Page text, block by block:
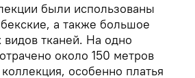
были использованы
а также большое
видов тканей. На одно
около 150 метров
особенно платья